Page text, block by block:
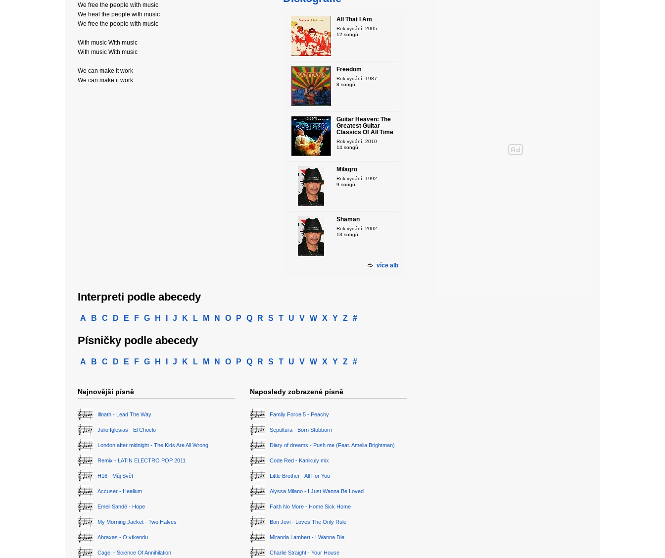
We free the people with music
We heal the people with music
We free the people with music
With music With music
With music With music
We can make it work
We can make it work
All That I Am
Rok vydání: 2005
12 songů
Freedom
Rok vydání: 1987
8 songů
Guitar Heaven: The
Greatest Guitar
Classics Of All Time
Rok vydání: 2010
14 songů
Milagro
Rok vydání: 1992
9 songů
Shaman
Rok vydání: 2002
13 songů
více alb
Interpreti podle abecedy
A B C D E F G H J K L M N O P Q R S T U V W X Y Z #
Písničky podle abecedy
A B C D E F G H J K L M N O P Q R S T U V W X Y Z #
Nejnovější písně
Illnath - Lead The Way
Julio Iglesias - El Choclo
London after midnight - The Kids Are All Wrong
Remix - LATIN ELECTRO POP 2011
H16 - Můj Svět
Accuser - Healium
Emeli Sandé - Hope
My Morning Jacket - Two Halves
Abraxas - O víkendu
Cage. - Science Of Annihilation
Naposledy zobrazené písně
Family Force 5 - Peachy
Sepultura - Born Stubborn
Diary of dreams - Push me (Feat. Amelia Brightman)
Code Red - Kanikuly mix
Little Brother - All For You
Alyssa Milano - I Just Wanna Be Loved
Faith No More - Home Sick Home
Bon Jovi - Loves The Only Rule
Miranda Lambert - I Wanna Die
Charlie Straight - Your House